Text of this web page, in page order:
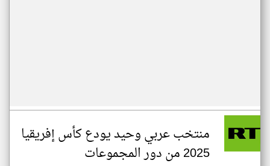
منتخب عربي وحيد يودع كأس إفريقيا
2025 من دور المجموعات